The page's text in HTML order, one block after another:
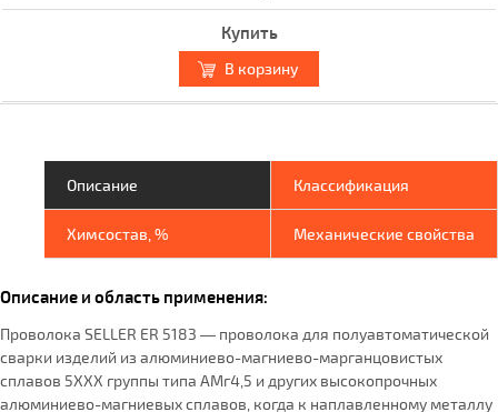
В корзину
Описание Классификация
Химсостав, % Механические свойства
Описание и область применения:
Проволока SELLER ER 5183 — проволока для полуавтоматической
сварки изделий из алюминиево-магниево-марганцовистых
сплавов 5ХХХ группы типа АМг4,5 и других высокопрочных
алюминиево-магниевых сплавов, когда к наплавленному металлу